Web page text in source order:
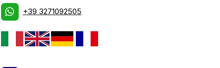
+39 3271092505